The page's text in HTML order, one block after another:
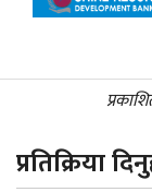
प्रतिक्रिया